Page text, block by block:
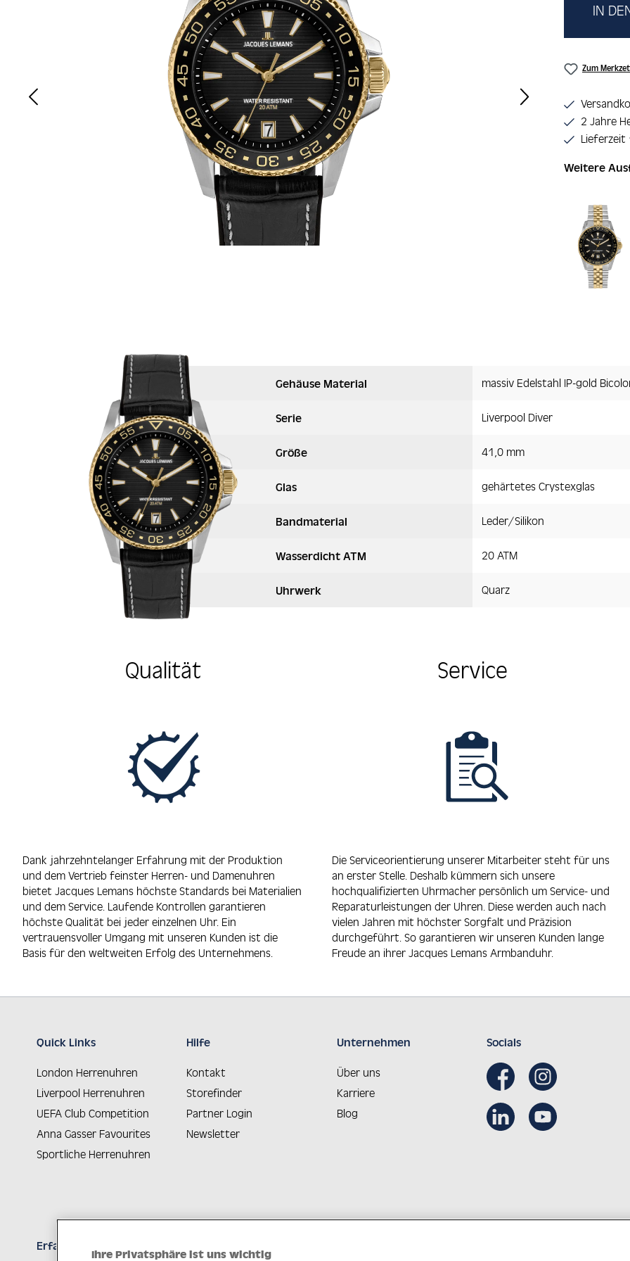
IN
Zum
2 Jahre
Lieferzeit
Weitere
Gehäuse Material massiv Edelstahl IP-gold
Serie Liverpool Diver
Größe 41,0 mm
Glas gehärtetes Crystexglas
Bandmaterial Leder/Silikon
Wasserdicht ATM 20 ATM
Uhrwerk Quarz
Qualität
Dank jahrzehntelanger Erfahrung mit der Produktion
und dem Vertrieb feinster Herren- und Damenuhren
bietet Jacques Lemans höchste Standards bei Materialien
und dem Service. Laufende Kontrollen garantieren
höchste Qualität bei jeder einzelnen Uhr. Ein
vertrauensvoller Umgang mit unseren Kunden ist die
Basis für den weltweiten Erfolg des Unternehmens.
Service
Die Serviceorientierung unserer Mitarbeiter steht für uns
an erster Stelle. Deshalb kümmern sich unsere
hochqualifizierten Uhrmacher persönlich um Service- und
Reparaturleistungen der Uhren. Diese werden auch nach
vielen Jahren mit höchster Sorgfalt und Präzision
durchgeführt. So garantieren wir unseren Kunden lange
Freude an ihrer Jacques Lemans Armbanduhr.
Quick Links
London Herrenuhren
Liverpool Herrenuhren
UEFA Club Competition
Anna Gasser Favourites
Sportliche Herrenuhren
Hilfe
Kontakt
Storefinder
Partner Login
Newsletter
Unternehmen
Über uns
Karriere
Blog
Socials
Erfahren Sie Neuheiten als Erstes
Ihre Privatsphäre ist uns wichtig